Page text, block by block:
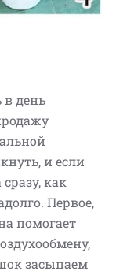
в день
и если
как
Первое,
помогает
засыпаем